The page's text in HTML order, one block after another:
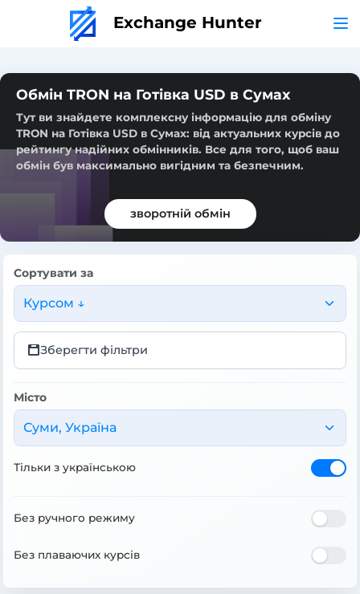
Exchange Hunter
Обмін TRON на Готівка USD в Сумах
Тут ви знайдете комплексну інформацію для обміну
TRON на Готівка USD в Сумах: від актуальних курсів до
рейтингу надійних обмінників. Все для того, щоб ваш
обмін був максимально вигідним та безпечним.
зворотній обмін
Сортувати за
Курсом ↓
Зберегти фільтри
Місто
Суми, Україна
Тільки з українською
Без ручного режиму
Без плаваючих курсів